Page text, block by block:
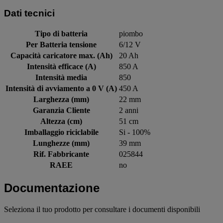
Dati tecnici
Tipo di batteria
piombo
Per Batteria tensione
6/12 V
Capacità caricatore max. (Ah)
20 Ah
Intensità efficace (A)
850 A
Intensità media
850
Intensità di avviamento a 0 V (A) 450 A
Larghezza (mm)
22 mm
Garanzia Cliente
2 anni
Altezza (cm)
51 cm
Imballaggio riciclabile
Si - 100%
Lunghezze (mm)
39 mm
Rif. Fabbricante
025844
RAEE
no
Documentazione
Seleziona il tuo prodotto per consultare i documenti disponibili